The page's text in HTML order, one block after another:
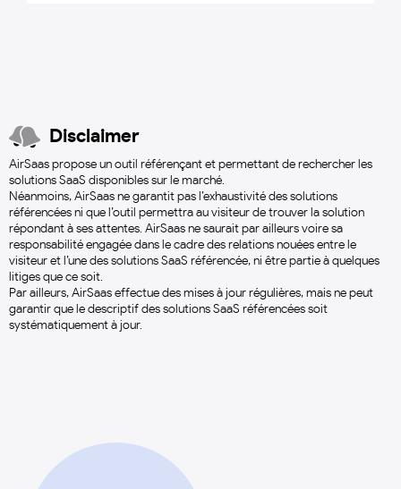
Disclaimer
AirSaas propose un outil référençant et permettant de rechercher les
solutions SaaS disponibles sur le marché.
Néanmoins, AirSaas ne garantit pas l’exhaustivité des solutions
référencées ni que l’outil permettra au visiteur de trouver la solution
répondant à ses attentes. AirSaas ne saurait par ailleurs voire sa
responsabilité engagée dans le cadre des relations nouées entre le
visiteur et l’une des solutions SaaS référencée, ni être partie à quelques
litiges que ce soit.
Par ailleurs, AirSaas effectue des mises à jour régulières, mais ne peut
garantir que le descriptif des solutions SaaS référencées soit
systématiquement à jour.